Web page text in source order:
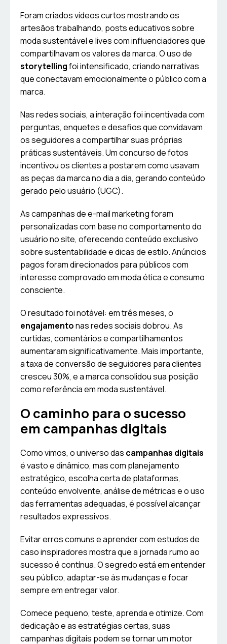
Foram criados vídeos curtos mostrando os
artesãos trabalhando, posts educativos sobre
moda sustentável e lives com influenciadores que
compartilhavam os valores da marca. O uso de
storytellingfoi intensificado, criando narrativas
que conectavam emocionalmente o público com a
marca.
Nas redes sociais, a interação foi incentivada com
perguntas, enquetes e desafios que convidavam
os seguidores a compartilhar suas próprias
práticas sustentáveis. Um concurso de fotos
incentivou os clientes a postarem como usavam
as peças da marca no dia a dia, gerando conteúdo
gerado pelo usuário (UGC).
As campanhas de e-mail marketing foram
personalizadas com base no comportamento do
usuário no site, oferecendo conteúdo exclusivo
sobre sustentabilidade e dicas de estilo. Anúncios
pagos foram direcionados para públicos com
interesse comprovado em moda ética e consumo
consciente.
O resultado foi notável: em três meses, o
engajamentonas redes sociais dobrou. As
curtidas, comentários e compartilhamentos
aumentaram significativamente. Mais importante,
a taxa de conversão de seguidores para clientes
cresceu 30%, e a marca consolidou sua posição
como referência em moda sustentável.
O caminho para o sucesso
em campanhas digitais
Como vimos, o universo das campanhas digitais
é vasto e dinâmico, mas com planejamento
estratégico, escolha certa de plataformas,
conteúdo envolvente, análise de métricas e o uso
das ferramentas adequadas, é possível alcançar
resultados expressivos.
Evitar erros comuns e aprender com estudos de
caso inspiradores mostra que a jornada rumo ao
sucesso é contínua. O segredo está em entender
seu público, adaptar-se às mudanças e focar
sempre em entregar valor.
Comece pequeno, teste, aprenda e otimize. Com
dedicação e as estratégias certas, suas
campanhas digitais podem se tornar um motor